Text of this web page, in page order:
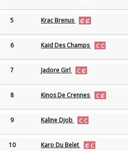
5 Krac Brenus
6 Kaid Des Champs
7 Jadore Girl
8 Kinos De Crennes
9 Kaline Djob
10 Karo Du Belet